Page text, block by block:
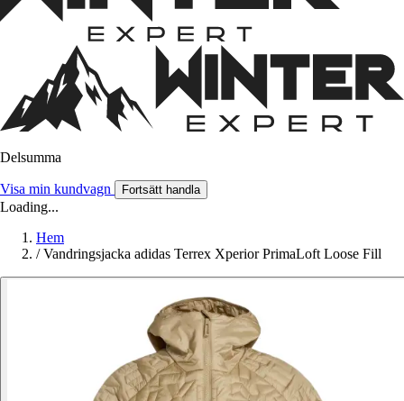
Delsumma
Visa min kundvagn Fortsätt handla
Loading...
Hem
/ Vandringsjacka adidas Terrex Xperior PrimaLoft Loose Fill